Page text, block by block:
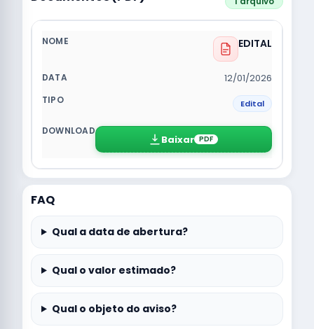
EDITAL
12/01/2026
Edital
Baixar PDF
FAQ
Qual a data de abertura?
Qual o valor estimado?
Qual o objeto do aviso?